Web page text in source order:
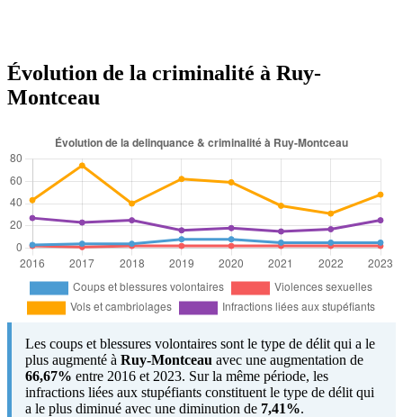
Évolution de la criminalité à Ruy-
Montceau
Les coups et blessures volontaires sont le type de délit qui a le
plus augmenté à Ruy-Montceau avec une augmentation de
66,67% entre 2016 et 2023. Sur la même période, les
infractions liées aux stupéfiants constituent le type de délit qui
a le plus diminué avec une diminution de 7,41%.